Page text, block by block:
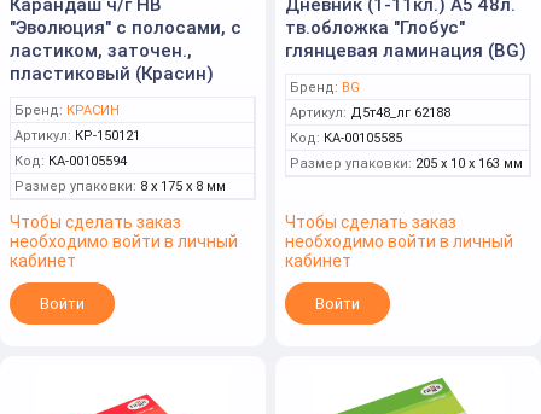
"Эволюция" с полосами, с
ластиком, заточен.,
пластиковый (Красин)
Бренд: КРАСИН
Артикул: КР-150121
Код: КА-00105594
Размер упаковки: 8 x 175 x 8 мм
Чтобы сделать заказ
необходимо войти в личный
кабинет
Войти
тв.обложка "Глобус"
глянцевая ламинация (BG)
Бренд: BG
Артикул: Д5т48_лг 62188
Код: КА-00105585
Размер упаковки: 205 x 10 x 163 мм
Чтобы сделать заказ
необходимо войти в личный
кабинет
Войти